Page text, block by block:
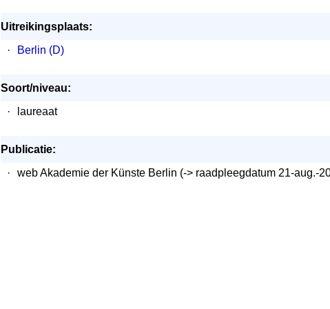
Uitreikingsplaats:
·
Berlin (D)
Soort/niveau:
·
laureaat
Publicatie:
·
web Akademie der Künste Berlin (-> raadpleegdatum 21-aug.-